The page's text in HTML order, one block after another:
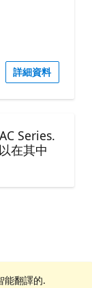
詳細資料
Series.
在其中
能翻譯的.